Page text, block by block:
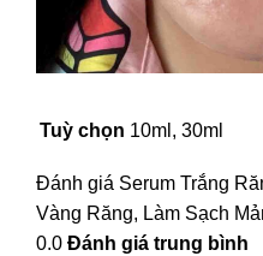
Tuỳ chọn 10ml, 30ml
Đánh giá Serum Trắng
Vàng Răng, Làm Sạch
0.0 Đánh giá trung bình